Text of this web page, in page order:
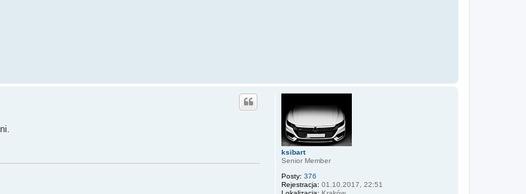
ksibart
Senior Member
Posty: 376
Rejestracja: 01.10.2017, 22:51